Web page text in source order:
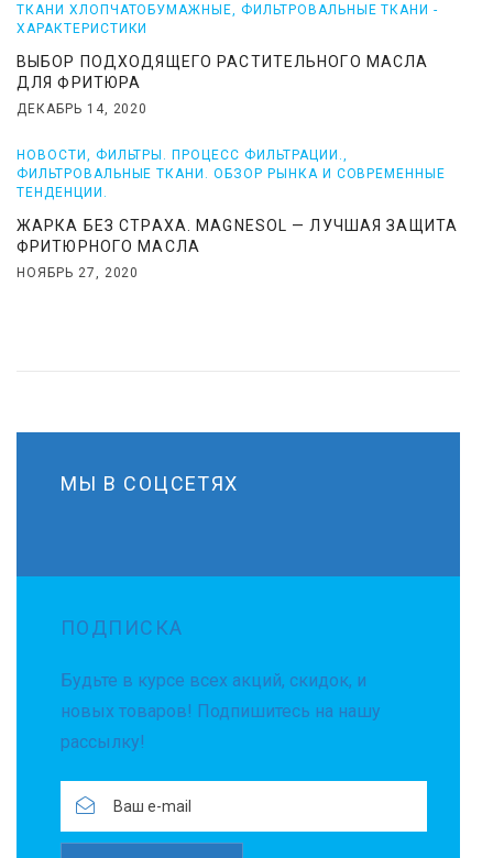
ТКАНИ ХЛОПЧАТОБУМАЖНЫЕ ,ФИЛЬТРОВАЛЬНЫЕ ТКАНИ -
ХАРАКТЕРИСТИКИ
ВЫБОР ПОДХОДЯЩЕГО РАСТИТЕЛЬНОГО МАСЛА
ДЛЯ ФРИТЮРА
ДЕКАБРЬ 14, 2020
НОВОСТИ ФИЛЬТРЫ. ПРОЦЕСС ФИЛЬТРАЦИИ.
ФИЛЬТРОВАЛЬНЫЕ ТКАНИ. ОБЗОР РЫНКА И СОВРЕМЕННЫЕ
ТЕНДЕНЦИИ.
ЖАРКА БЕЗ СТРАХА. MAGNESOL — ЛУЧШАЯ ЗАЩИТА
ФРИТЮРНОГО МАСЛА
НОЯБРЬ 27, 2020
МЫ В СОЦСЕТЯХ
ПОДПИСКА
Будьте в курсе всех акций, скидок, и
новых товаров! Подпишитесь на нашу
рассылку!